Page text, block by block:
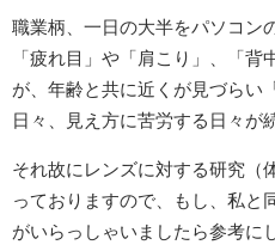
職業柄、一日の大半をパソコン
「疲れ目」や「肩こり」、「
が、年齢と共に近くが見づらい
日々、見え方に苦労する日々が
それ故にレンズに対する研究（
っておりますので、もし、私と
がいらっしゃいましたら参考に